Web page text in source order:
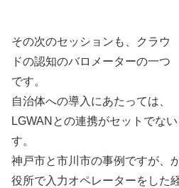
その次のセッションも、クラウ
ドの認知のバロメーターの一つ
です。
自治体への導入にあたっては、
LGWANとの連携がセットでな
す。
神戸市と市川市の事例ですが、
役所で入力オペレーターをした